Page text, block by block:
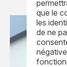
que le
les
de ne